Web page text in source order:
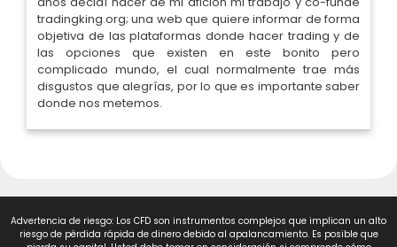
tradingking.org; una web que quiere informar de forma
objetiva de las plataformas donde hacer trading y de
las opciones que existen en este bonito pero
complicado mundo, el cual normalmente trae más
disgustos que alegrías, por lo que es importante saber
donde nos metemos.
Advertencia de riesgo: Los CFD son instrumentos complejos que implican un alto
riesgo de pérdida rápida de dinero debido al apalancamiento. Es posible que